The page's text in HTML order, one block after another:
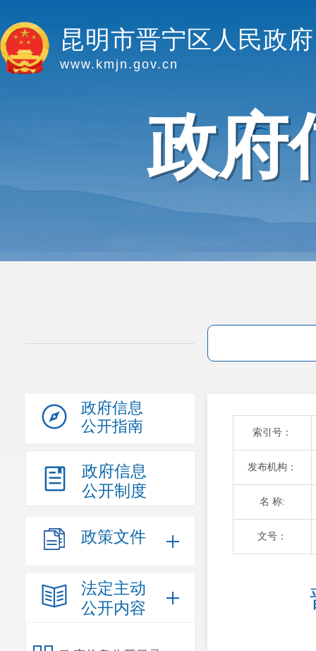
昆明市晋宁区人民政府
www.kmjn.gov.cn
政府
政府信息
公开指南
政府信息
公开制度
政策文件
法定主动
公开内容
索引号：
发布机构：
名 称:
文号：